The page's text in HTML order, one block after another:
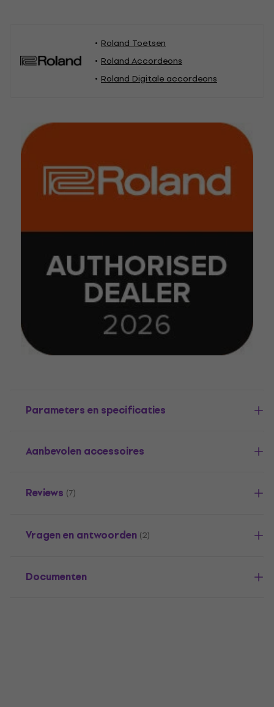
Roland Toetsen
Roland Accordeons
Roland Digitale accordeons
Parameters en specificaties
Aanbevolen accessoires
Reviews (7)
Vragen en antwoorden (2)
Documenten